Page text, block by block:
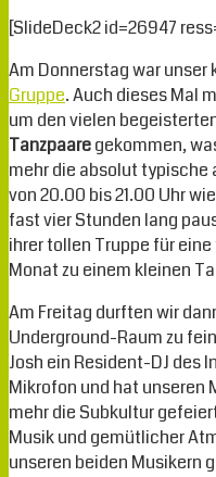
[SlideDeck2 id=26947
Am Donnerstag war unser
Gruppe. Auch dieses Mal
um den vielen
Tanzpaaregekommen,
mehr die absolut typische
von 20.00 bis 21.00 Uhr
fast vier Stunden lang
ihrer tollen Truppe für
Monat zu einem kleinen
Am Freitag durften wir
Underground-Raum zu
Josh ein Resident-DJ des
Mikrofon und hat unseren
mehr die Subkultur
Musik und gemütlicher
unseren beiden Musikern